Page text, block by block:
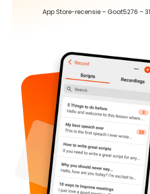
App Store-recensie – Goat5276 –